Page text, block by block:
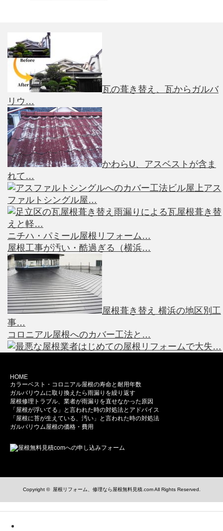
瓦の葺き替え、瓦からガルバ
リウ…
かわらU、アスベストが含ま
れて…
ビル屋上アス
ファルトシングル屋…
雨漏りによる瓦屋根葺き替
えと軽…
ニチハ・パミール屋根リフォーム…
屋根工事が汚い・酷過ぎる（横浜…
屋根葺き替え 横浜の地区別工
事…
コロニアル屋根へのカバー工法と…
はじめての屋根リフォームで大失…
HOME
カラーベスト・コロニアル屋根の寿命と耐用年数
ガルバリウムに取り換えたら雨漏りを繰り返す
屋根修理トラブル、業者が雨漏りを直せなかった原因
「屋根が浮いてる」と言われた時の対処法とアドバイス
「屋根に苔が生えている、汚い」と言われた時の対処法
ガルバリウム屋根の価格・費用
Copyright © 屋根リフォーム、修理なら屋根無料見積.comAll Rights Reserved.